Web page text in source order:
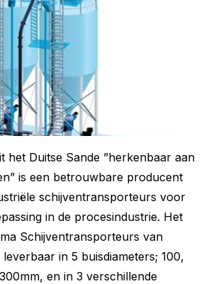
het Duitse Sande ”herkenbaar aan
is een betrouwbare producent
schijventransporteurs voor
in de procesindustrie. Het
Schijventransporteurs van
in 5 buisdiameters; 100,
en in 3 verschillende